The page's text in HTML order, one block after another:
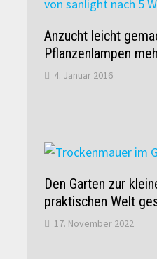
Anzucht leicht
Pflanzenlampen
4. Januar 2016
Den Garten zur
praktischen Welt
17. November 2022